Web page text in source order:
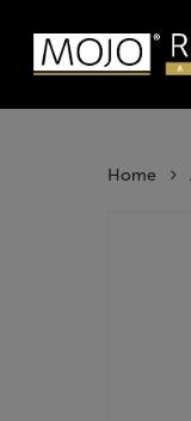
main
content
Home